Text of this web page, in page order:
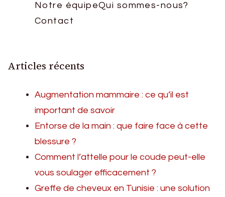
Notre équipeQui sommes-nous?
Contact
Articles récents
Augmentation mammaire : ce qu’il est
important de savoir
Entorse de la main : que faire face à cette
blessure ?
Comment l’attelle pour le coude peut-elle
vous soulager efficacement ?
Greffe de cheveux en Tunisie : une solution